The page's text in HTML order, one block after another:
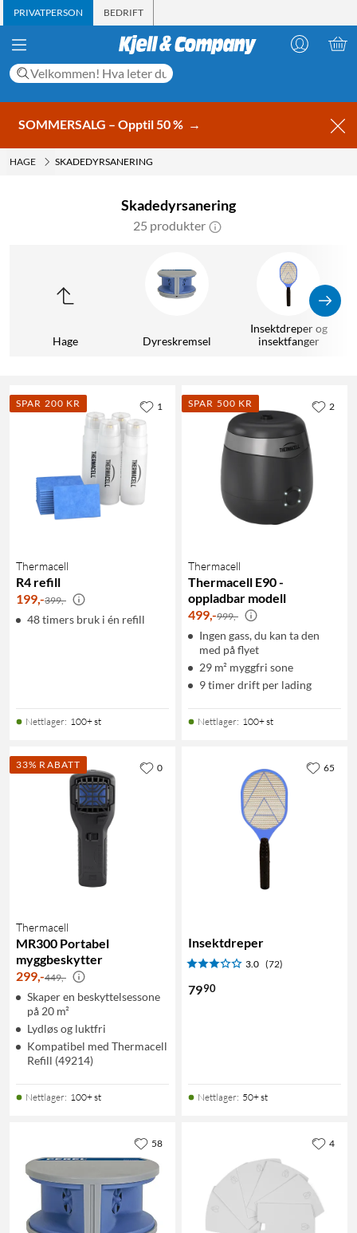
PRIVATPERSON BEDRIFT
SOMMERSALG – Opptil 50 % →
HAGE SKADEDYRSANERING
Skadedyrsanering
25 produkter
Hage Dyreskremsel
Insektdreper og
insektfanger
SPAR 200 KR
Thermacell
R4 refill
199,-399,-
48 timers bruk i én refill
Nettlager: 100+ st
1 SPAR 500 KR
Thermacell
Thermacell E90 -
oppladbar modell
499,-999,-
Ingen gass, du kan ta den
med på flyet
29 m² myggfri sone
9 timer drift per lading
Nettlager: 100+ st
2
33% RABATT
Thermacell
MR300 Portabel
myggbeskytter
299,-449,-
Skaper en beskyttelsessone
på 20 m²
Lydløs og luktfri
Kompatibel med Thermacell
Refill (49214)
Nettlager: 100+ st
0
Insektdreper
3.0 (72)
7990
Nettlager: 50+ st
65
58 4